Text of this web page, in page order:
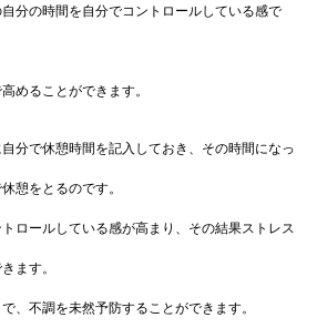
分の時間を自分でコントロールしている感で
めることができます。
分で休憩時間を記入しておき、その時間になっ
憩をとるのです。
ロールしている感が高まり、その結果ストレス
ます。
、不調を未然予防することができます。